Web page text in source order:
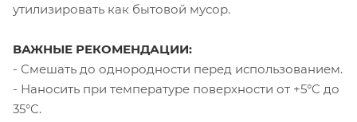
утилизировать как бытовой мусор.
ВАЖНЫЕ РЕКОМЕНДАЦИИ:
- Смешать до однородности перед использованием.
- Наносить при температуре поверхности от +5°C до
35°C.